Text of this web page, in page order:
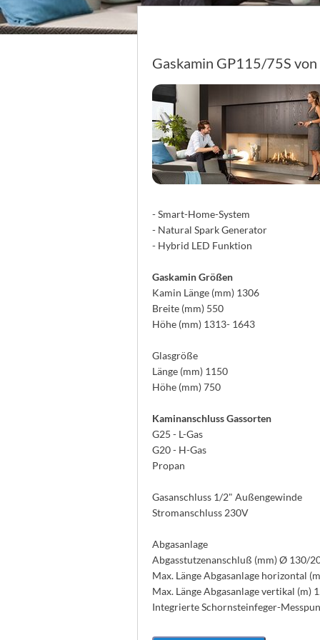
Gaskamin GP115/75S
- Smart-Home-System
- Natural Spark Generator
- Hybrid LED Funktion
Gaskamin Größen
Kamin Länge (mm) 1306
Breite (mm) 550
Höhe (mm) 1313- 1643
Glasgröße
Länge (mm) 1150
Höhe (mm) 750
Kaminanschluss Gassorten
G25 - L-Gas
G20 - H-Gas
Propan
Gasanschluss 1/2" Außengewinde
Stromanschluss 230V
Abgasanlage
Abgasstutzenanschluß (mm) Ø 130/
Max. Länge Abgasanlage horizontal
Max. Länge Abgasanlage vertikal (m)
Integrierte Schornsteinfeger-